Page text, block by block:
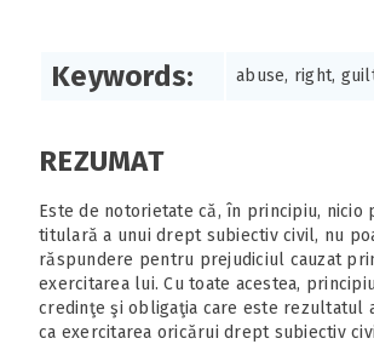
Keywords: abuse, right,
REZUMAT
Este de notorietate că, în principiu, nicio
titulară a unui drept subiectiv civil, nu
răspundere pentru prejudiciul cauzat
exercitarea lui. Cu toate acestea,
credinţe şi obligaţia care este rezultatul
ca exercitarea oricărui drept subiectiv